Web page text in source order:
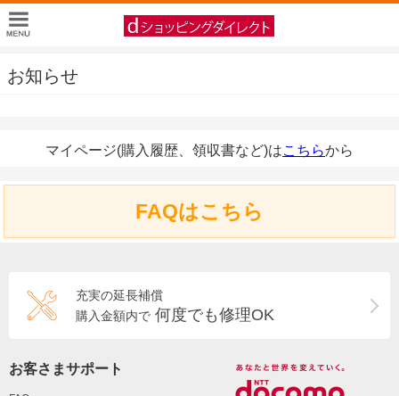
お知らせ
マイページ(購入履歴、領収書など)はこちらから
FAQはこちら
充実の延長補償
購入金額内で 何度でも修理OK
お客さまサポート